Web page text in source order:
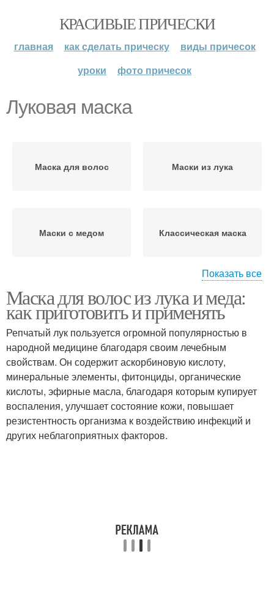
КРАСИВЫЕ ПРИЧЕСКИ
главная как сделать прическу
виды причесок
уроки
фото причесок
Луковая маска
Маска для волос Маски из лука
Маски с медом Классическая маска
Маска от выпадения
типов
Масло с луковым соком Сильная маска
Маски от выпадения
Ингредиенты в луковую
Показать все
Маска для волос из лука и меда:
как приготовить и применять
Репчатый лук пользуется огромной популярностью в
народной медицине благодаря своим лечебным
свойствам. Он содержит аскорбиновую кислоту,
минеральные элементы, фитонциды, органические
кислоты, эфирные масла, благодаря которым купирует
воспаления, улучшает состояние кожи, повышает
резистентность организма к воздействию инфекций и
других неблагоприятных факторов.